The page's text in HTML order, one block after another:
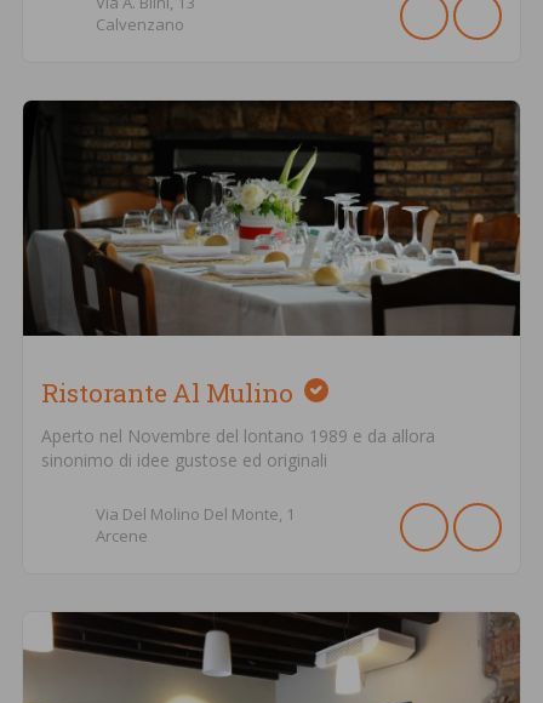
Calvenzano
Ristorante Al Mulino
Aperto nel Novembre del lontano 1989 e da allora
sinonimo di idee gustose ed originali
Via Del Molino Del Monte, 1
Arcene